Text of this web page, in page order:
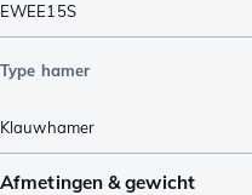
EWEE15S
Type hamer
Klauwhamer
Afmetingen & gewicht